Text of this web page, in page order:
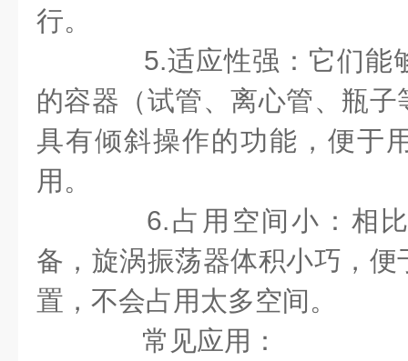
行。
5.适应性强：它们能
的容器（试管、离心管、瓶
具有倾斜操作的功能，便于
用。
6.占用空间小：相比
备，旋涡振荡器体积小巧，
置，不会占用太多空间。
常见应用：